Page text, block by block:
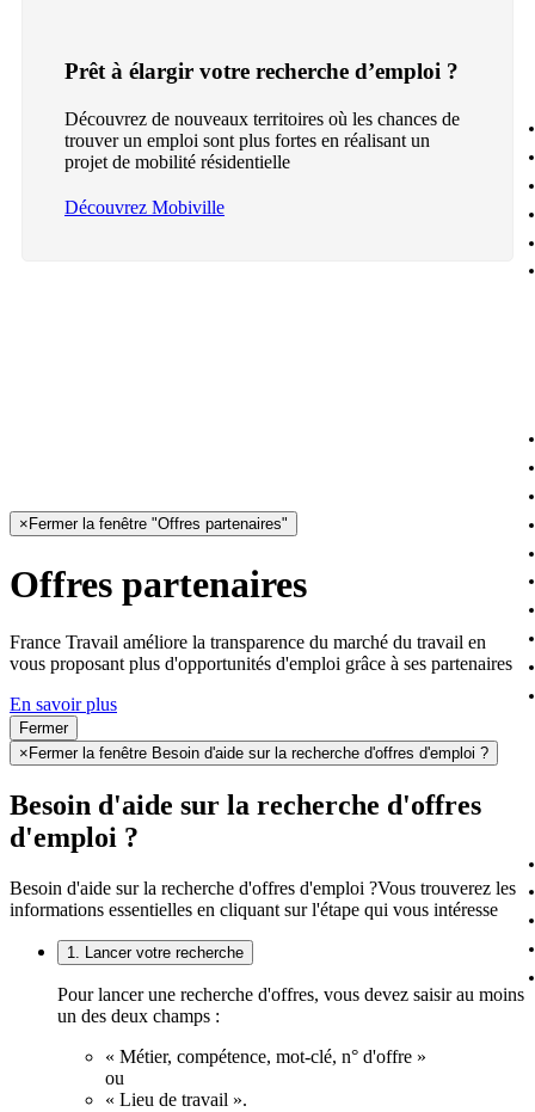
Prêt à élargir votre recherche d’emploi ?
Découvrez de nouveaux territoires où les chances de
trouver un emploi sont plus fortes en réalisant un
projet de mobilité résidentielle
Découvrez Mobiville
× Fermer la fenêtre "Offres partenaires"
Offres partenaires
France Travail améliore la transparence du marché du travail en
vous proposant plus d'opportunités d'emploi grâce à ses partenaires
En savoir plus
Fermer
× Fermer la fenêtre Besoin d'aide sur la recherche d'offres d'emploi ?
Besoin d'aide sur la recherche d'offres
d'emploi ?
Besoin d'aide sur la recherche d'offres d'emploi ?Vous trouverez les
informations essentielles en cliquant sur l'étape qui vous intéresse
1. Lancer votre recherche
Pour lancer une recherche d'offres, vous devez saisir au moins
un des deux champs :
« Métier, compétence, mot-clé, n° d'offre »
ou
« Lieu de travail ».